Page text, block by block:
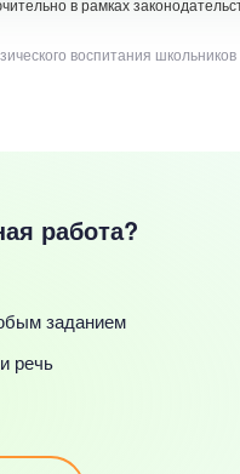
в рамках
воспитания школьников
работа?
заданием
речь